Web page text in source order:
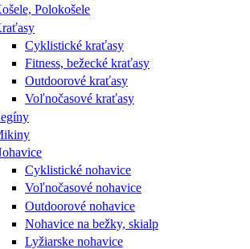
Polokošele
Cyklistické kraťasy
Fitness, bežecké kraťasy
Outdoorové kraťasy
Voľnočasové kraťasy
Cyklistické nohavice
Voľnočasové nohavice
Outdoorové nohavice
Nohavice na bežky, skialp
Lyžiarske nohavice